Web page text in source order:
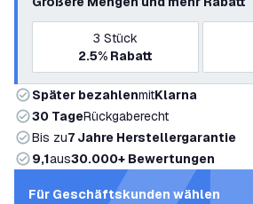
3 Stück
2.5% Rabatt
Später bezahlenmitKlarna
30 TageRückgaberecht
Bis zu7 Jahre Herstellergarantie
9,1aus30.000+ Bewertungen
Für Geschäftskunden wählen